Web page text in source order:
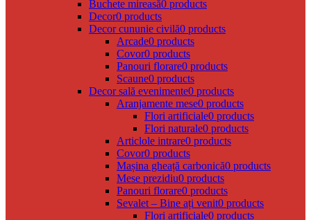
Buchete mireasă0 products
Decor0 products
Decor cununie civilă0 products
Arcade0 products
Covor0 products
Panouri florare0 products
Scaune0 products
Decor sală evenimente0 products
Aranjamente mese0 products
Flori artificiale0 products
Flori naturale0 products
Articlole intrare0 products
Covor0 products
Mașina gheață carbonică0 products
Mese prezidiu0 products
Panouri florare0 products
Sevalet – Bine ați venit0 products
Flori artificiale0 products